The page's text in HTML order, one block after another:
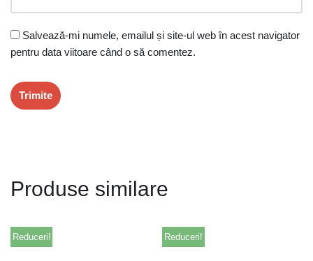
Salvează-mi numele, emailul și site-ul web în acest navigator
pentru data viitoare când o să comentez.
Produse similare
Reduceri! Reduceri!